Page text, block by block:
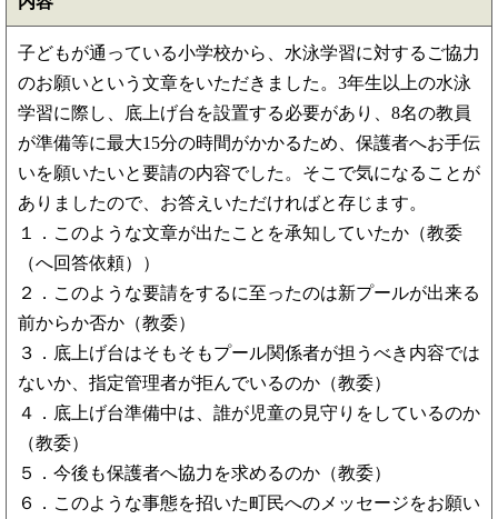
子どもが通っている小学校から、水泳学習に対するご協力
のお願いという文章をいただきました。3年生以上の水泳
学習に際し、底上げ台を設置する必要があり、8名の教員
が準備等に最大15分の時間がかかるため、保護者へお手伝
いを願いたいと要請の内容でした。そこで気になることが
ありましたので、お答えいただければと存じます。
１．このような文章が出たことを承知していたか（教委
（へ回答依頼））
２．このような要請をするに至ったのは新プールが出来る
前からか否か（教委）
３．底上げ台はそもそもプール関係者が担うべき内容では
ないか、指定管理者が拒んでいるのか（教委）
４．底上げ台準備中は、誰が児童の見守りをしているのか
（教委）
５．今後も保護者へ協力を求めるのか（教委）
６．このような事態を招いた町民へのメッセージをお願い